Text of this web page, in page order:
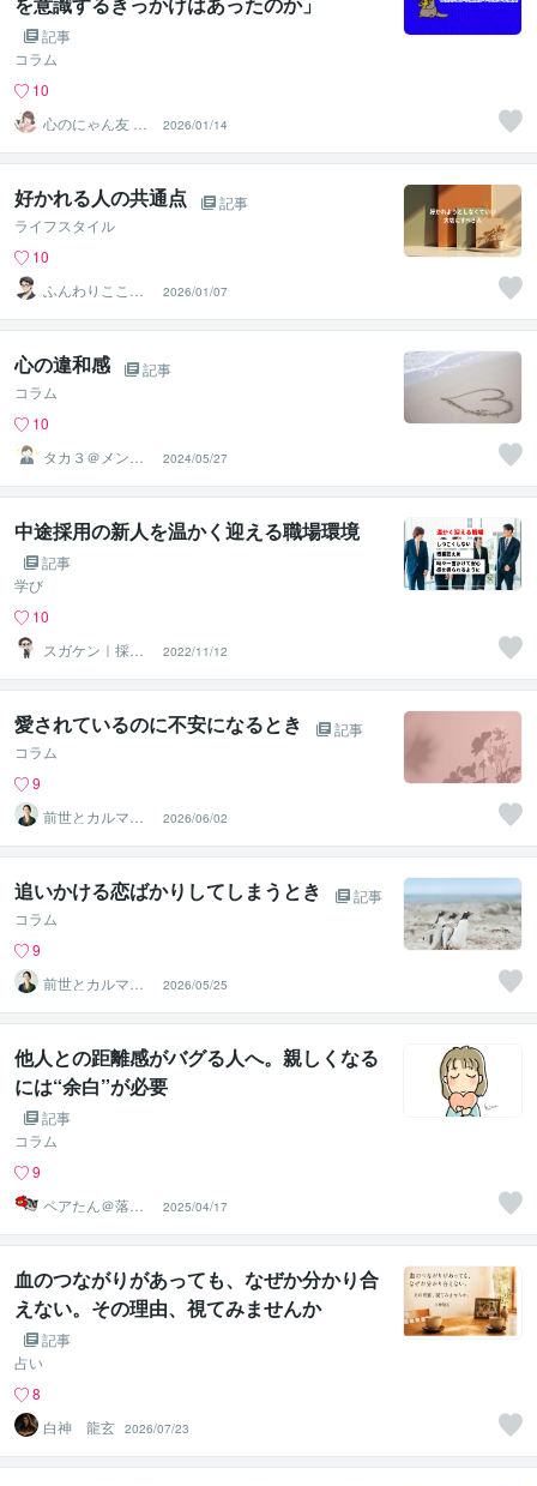
記事
コラム
10
心のにゃん友 ゆ
かこ【うつ・復
縁相談】
2026/01/14
好かれる人の共通点
記事
ライフスタイル
10
ふんわりこころ
サポート☘️みち
まさ
2026/01/07
心の違和感
記事
コラム
10
タカ３＠メンタ
ルコーチ
2024/05/27
中途採用の新人を温かく迎える職場環境
記事
学び
10
スガケン｜採用
者の心をがっち
り掴む転職術
2022/11/12
愛されているのに不安になるとき
記事
コラム
9
前世とカルマの
翻訳者 Haku
2026/06/02
追いかける恋ばかりしてしまうとき
記事
コラム
9
前世とカルマの
翻訳者 Haku
2026/05/25
他人との距離感がバグる人へ。親しくなる
には“余白”が必要
記事
コラム
9
ベアたん＠落書
きイラストレー
ター
2025/04/17
血のつながりがあっても、なぜか分かり合
えない。その理由、視てみませんか
記事
占い
8
白神 龍玄 2026/07/23